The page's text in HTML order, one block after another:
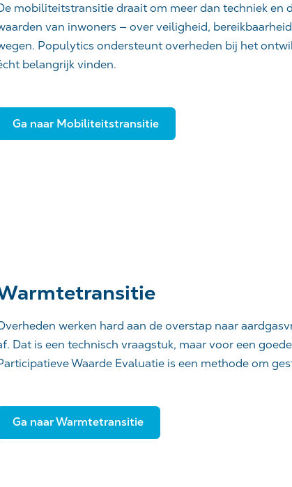
mobiliteitstransitie draait om meer dan techniek en
van inwoners — over veiligheid,
Populytics ondersteunt overheden bij het
belangrijk vinden.
Ga naar Mobiliteitstransitie
werken hard aan de overstap naar
Dat is een technisch vraagstuk, maar voor een
Waarde Evaluatie is een methode om
Ga naar Warmtetransitie